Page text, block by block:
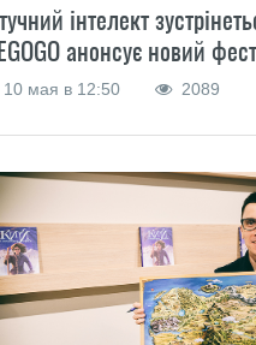
інтелект
анонсує новий
10 мая в 12:50 2089